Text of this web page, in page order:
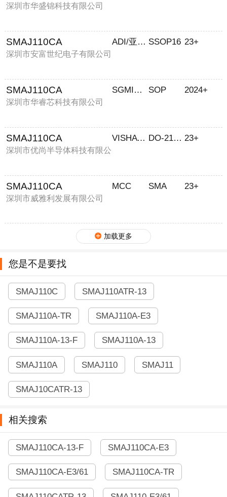
深圳市华盛锦科技有限公司
SMAJ110CA
深圳市安富世纪电子有限公司
ADI/亚德诺 SSOP16 23+
SMAJ110CA
深圳市华睿芯科技有限公司
SGMICRO SOP 2024+
SMAJ110CA
深圳市优尚半导体科技有限公
VISHAY/威世 DO-214AC 23+
SMAJ110CA
深圳市威雅利发展有限公司
MCC SMA 23+
加载更多
您是不是要找
SMAJ110C SMAJ110ATR-13
SMAJ110A-TR SMAJ110A-E3
SMAJ110A-13-F SMAJ110A-13
SMAJ110A SMAJ110 SMAJ11
SMAJ10CATR-13
相关搜索
SMAJ110CA-13-F SMAJ110CA-E3
SMAJ110CA-E3/61 SMAJ110CA-TR